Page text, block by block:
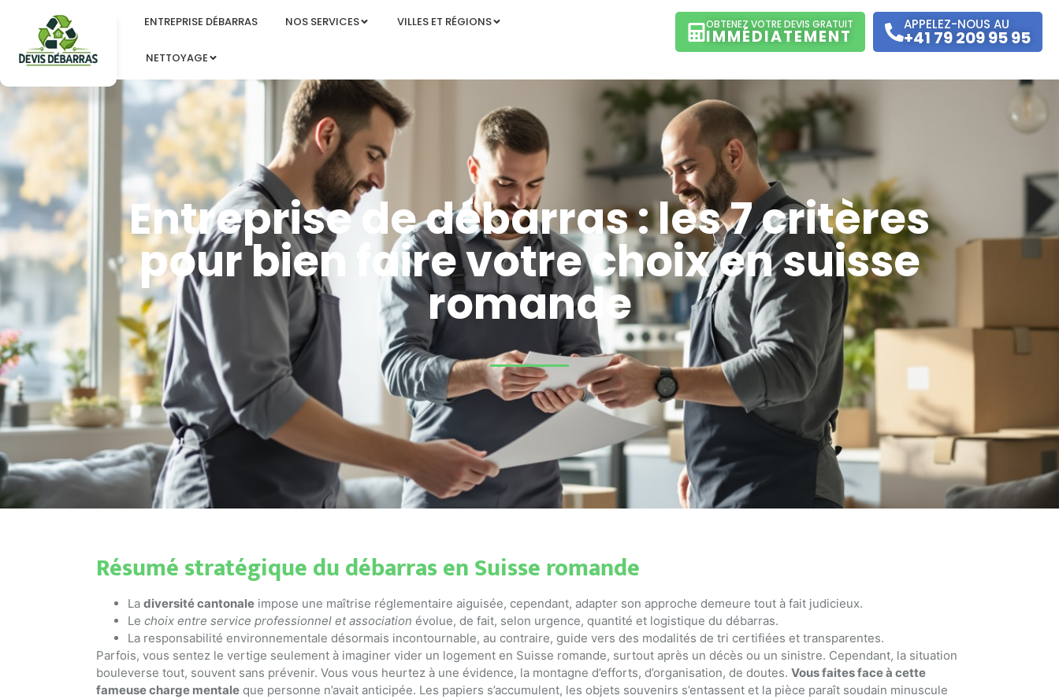
ENTREPRISE DÉBARRAS NOS SERVICES VILLES ET RÉGIONS
NETTOYAGE
OBTENEZ VOTRE DEVIS GRATUIT
IMMÉDIATEMENT
APPELEZ-NOUS AU
+41 79 209 95 95
Entreprise de débarras : les 7 critères
pour bien faire votre choix en suisse
romande
Résumé stratégique du débarras en Suisse romande
La diversité cantonale impose une maîtrise réglementaire aiguisée, cependant, adapter son approche demeure tout à fait judicieux.
Le choix entre service professionnel et association évolue, de fait, selon urgence, quantité et logistique du débarras.
La responsabilité environnementale désormais incontournable, au contraire, guide vers des modalités de tri certifiées et transparentes.
Parfois, vous sentez le vertige seulement à imaginer vider un logement en Suisse romande, surtout après un décès ou un sinistre. Cependant, la situation
bouleverse tout, souvent sans prévenir. Vous vous heurtez à une évidence, la montagne d’efforts, d’organisation, de doutes. Vous faites face à cette
fameuse charge mentale que personne n’avait anticipée. Les papiers s’accumulent, les objets souvenirs s’entassent et la pièce paraît soudain minuscule